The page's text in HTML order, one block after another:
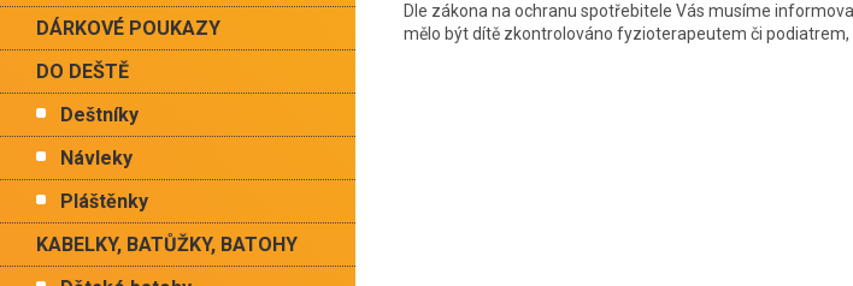
DÁRKOVÉ POUKAZY
DO DEŠTĚ
Deštníky
Návleky
Pláštěnky
KABELKY, BATŮŽKY, BATOHY
Dle zákona na ochranu spotřebitele Vás musíme
mělo být dítě zkontrolováno fyzioterapeutem či podiatrem,